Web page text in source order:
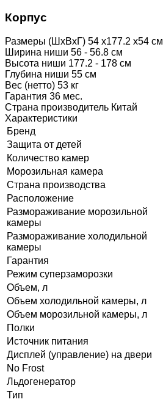
Корпус
Размеры (ШхВхГ) 54 х177.2 х54 см
Ширина ниши 56 - 56.8 см
Высота ниши 177.2 - 178 см
Глубина ниши 55 см
Вес (нетто) 53 кг
Гарантия 36 мес.
Страна производитель Китай
Характеристики
Бренд
Защита от детей
Количество камер
Морозильная камера
Страна производства
Расположение
Размораживание морозильной
камеры
Размораживание холодильной
камеры
Гарантия
Режим суперзаморозки
Объем, л
Объем холодильной камеры, л
Объем морозильной камеры, л
Полки
Источник питания
Дисплей (управление) на двери
No Frost
Льдогенератор
Тип